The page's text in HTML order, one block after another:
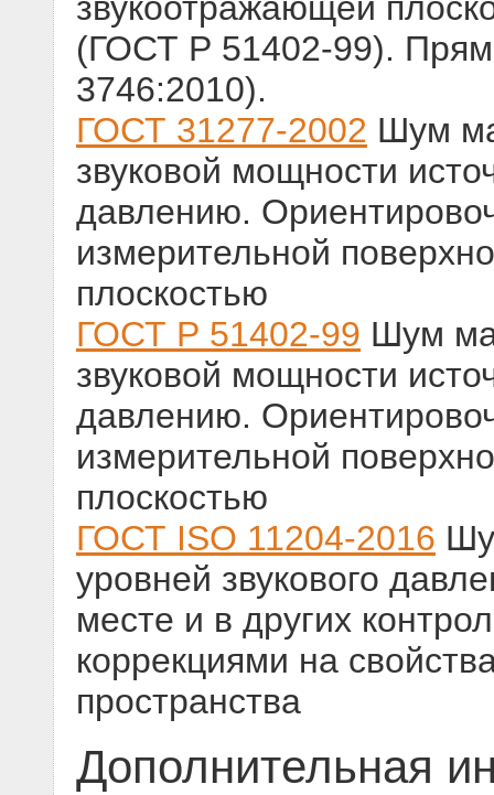
(ГОСТ Р 51402-99).
3746:2010).
ГОСТ 31277-2002 Шум
звуковой мощности
давлению.
измерительной
плоскостью
ГОСТ Р 51402-99 Шум
звуковой мощности
давлению.
измерительной
плоскостью
ГОСТ ISO 11204-2016
уровней звукового
месте и в других
коррекциями на
пространства
Дополнительная